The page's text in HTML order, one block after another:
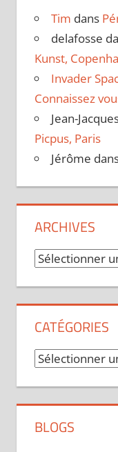
Tim dans
delafosse
Kunst,
Invader
Connaissez
Jean-
Picpus, Paris
Jérôme
ARCHIVES
Archives
CATÉGORIES
Catégories
BLOGS